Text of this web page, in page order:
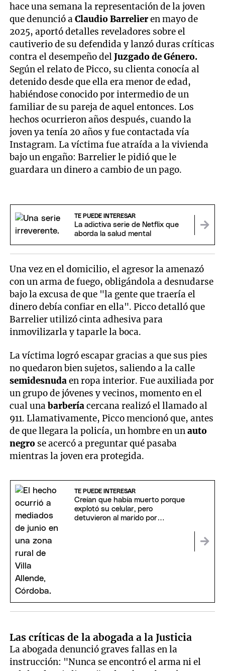
hace una semana la representación de la joven
que denunció aClaudio Barrelieren mayo de
2025, aportó detalles reveladores sobre el
cautiverio de su defendida y lanzó duras críticas
contra el desempeño delJuzgado de Género.
Según el relato de Picco, su clienta conocía al
detenido desde que ella era menor de edad,
habiéndose conocido por intermedio de un
familiar de su pareja de aquel entonces. Los
hechos ocurrieron años después, cuando la
joven ya tenía 20 años y fue contactada vía
Instagram. La víctima fue atraída a la vivienda
bajo un engaño: Barrelier le pidió que le
guardara un dinero a cambio de un pago.
TE PUEDE INTERESAR
La adictiva serie de Netflix que
aborda la salud mental
Una vez en el domicilio, el agresor la amenazó
con un arma de fuego, obligándola a desnudarse
bajo la excusa de que "la gente que traería el
dinero debía confiar en ella". Picco detalló que
Barrelier utilizó cinta adhesiva para
inmovilizarla y taparle la boca.
La víctima logró escapar gracias a que sus pies
no quedaron bien sujetos, saliendo a la calle
semidesnudaen ropa interior. Fue auxiliada por
un grupo de jóvenes y vecinos, momento en el
cual unabarberíacercana realizó el llamado al
911. Llamativamente, Picco mencionó que, antes
de que llegara la policía, un hombre en unauto
negro se acercó a preguntar qué pasaba
mientras la joven era protegida.
TE PUEDE INTERESAR
Creían que había muerto porque
explotó su celular, pero
detuvieron al marido por
Las críticas de la abogada a la Justicia
La abogada denunció graves fallas en la
instrucción: "Nunca se encontró el arma ni el